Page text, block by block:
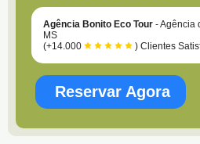
Agência Bonito Eco Tour - Agência
MS
(+14.000
) Clientes
Reservar Agora